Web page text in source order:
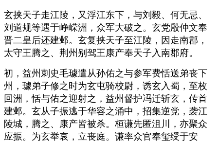
玄挟天子走江陵，又浮江东下，与刘毅、何无忌、
刘道规等遇于峥嵘洲，众军大破之。玄党殷仲文奉
晋二皇后还建邺。玄复挟天子至江陵，因走南郡，
太守王腾之、荆州别驾王康产奉天子入南郡府。
初，益州刺史毛璩遣从孙佑之与参军费恬送弟丧下
州，璩弟子修之时为玄屯骑校尉，诱玄入蜀，至枚
回洲，恬与佑之迎射之，益州督护冯迁斩玄，传首
建邺。玄从子振逃于华容之涌中，招集逆党，袭江
陵城，腾之、康产皆被杀。桓谦先匿沮川，亦聚众
应振。为玄举哀，立丧庭。谦率众官奉玺绶于安